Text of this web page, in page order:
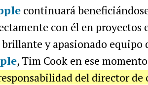
continuará
con él en proyectos
y apasionado equipo
, Tim Cook en ese
del director